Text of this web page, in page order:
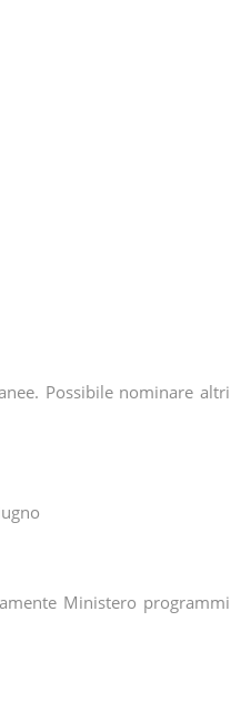
Possibile nominare altri
Ministero programmi